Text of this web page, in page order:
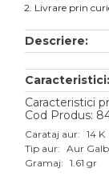
Aur alb
Aur roz
Aur mixt
2. Livrare prin
Descriere:
Caracteristici:
Caracteristici
Cod Produs:
Carataj aur: 14 K
Tip aur: Aur
Gramaj: 1.61 gr